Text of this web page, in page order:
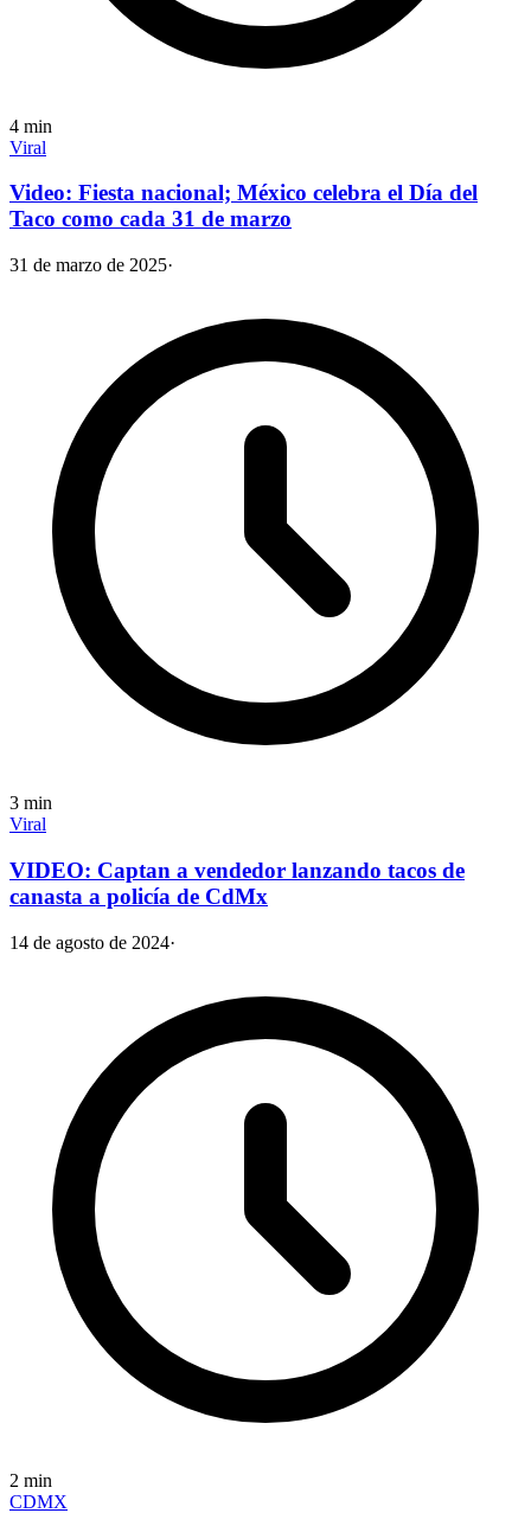
4 min
Viral
Video: Fiesta nacional; México celebra el Día del
Taco como cada 31 de marzo
31 de marzo de 2025·
3 min
Viral
VIDEO: Captan a vendedor lanzando tacos de
canasta a policía de CdMx
14 de agosto de 2024·
2 min
CDMX